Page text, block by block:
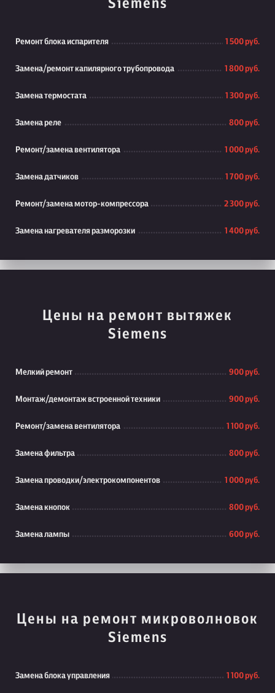
Siemens
Ремонт блока испарителя 1 500 руб.
Замена/ремонт капилярного трубопровода 1 800 руб.
Замена термостата 1 300 руб.
Замена реле 800 руб.
Ремонт/замена вентилятора 1 000 руб.
Замена датчиков 1 700 руб.
Ремонт/замена мотор-компрессора 2 300 руб.
Замена нагревателя разморозки 1 400 руб.
Цены на ремонт вытяжек
Siemens
Мелкий ремонт 900 руб.
Монтаж/демонтаж встроенной техники 900 руб.
Ремонт/замена вентилятора 1 100 руб.
Замена фильтра 800 руб.
Замена проводки/электрокомпонентов 1 000 руб.
Замена кнопок 800 руб.
Замена лампы 600 руб.
Цены на ремонт микроволновок
Siemens
Замена блока управления 1 100 руб.